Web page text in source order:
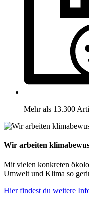
Mehr als 13.300
Wir arbeiten
Mit vielen konkreten
Umwelt und Klima so
Hier findest du weitere